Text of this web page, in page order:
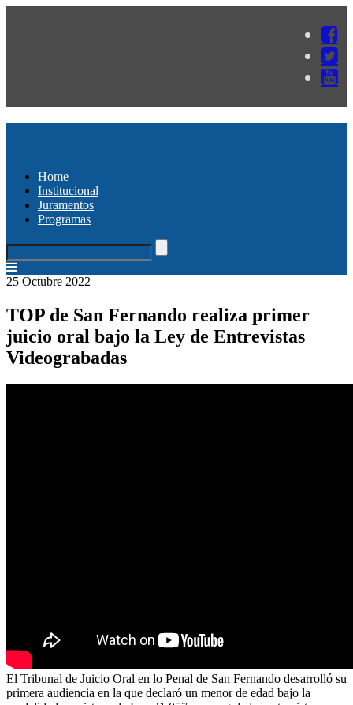
Home
Institucional
Juramentos
Programas
25 Octubre 2022
TOP de San Fernando realiza primer
juicio oral bajo la Ley de Entrevistas
Videograbadas
El Tribunal de Juicio Oral en lo Penal de San Fernando desarrolló su
primera audiencia en la que declaró un menor de edad bajo la